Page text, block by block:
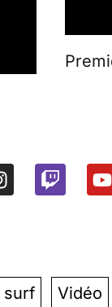
surf Vidéo